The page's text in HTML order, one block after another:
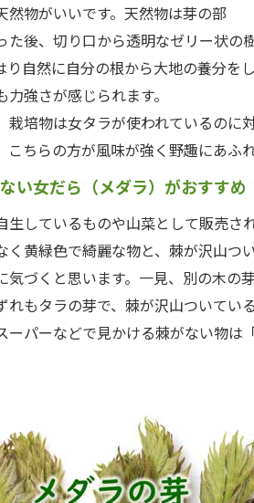
然物がいいです。天然物は芽の部
た後、切り口から透明なゼリー状の
り自然に自分の根から大地の養分を
力強さが感じられます。
栽培物は女タラが使われているのに
こちらの方が風味が強く野趣にあふれ
い女だら（メダラ）がおすすめ
生しているものや山菜として販売さ
く黄緑色で綺麗な物と、棘が沢山つ
気づくと思います。一見、別の木の
れもタラの芽で、棘が沢山ついてい
ーパーなどで見かける棘がない物は